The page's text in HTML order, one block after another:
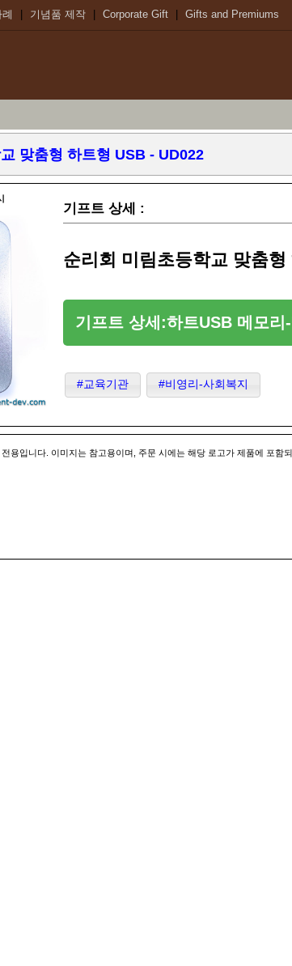
기념품 제작 Corporate Gift Gifts and Premiums
맞춤형 하트형 USB - UD022
기프트 상세 :
순리회 미림초등학교 맞춤
기프트 상세:하트USB 메모리
#교육기관 #비영리-사회복지
용입니다. 이미지는 참고용이며, 주문 시에는 해당 로고가 제품에 포함